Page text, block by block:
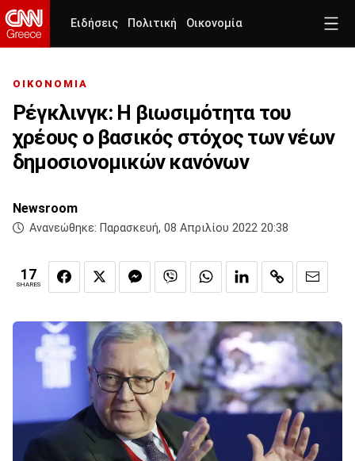
Ειδήσεις Πολιτική Οικονομία
ΟΙΚΟΝΟΜΙΑ
Ρέγκλινγκ: Η βιωσιμότητα του
χρέους ο βασικός στόχος των νέων
δημοσιονομικών κανόνων
Newsroom
Ανανεώθηκε: Παρασκευή, 08 Απριλίου 2022 20:38
17
SHARES